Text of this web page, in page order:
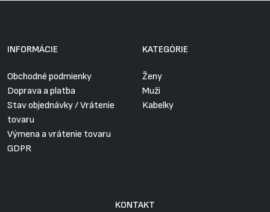
INFORMÁCIE
Obchodné podmienky
Doprava a platba
Stav objednávky / Vrátenie
tovaru
Výmena a vrátenie tovaru
GDPR
KATEGÓRIE
Ženy
Muži
Kabelky
KONTAKT